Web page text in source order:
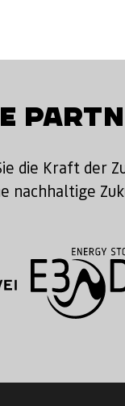
die Kraft der
nachhaltige